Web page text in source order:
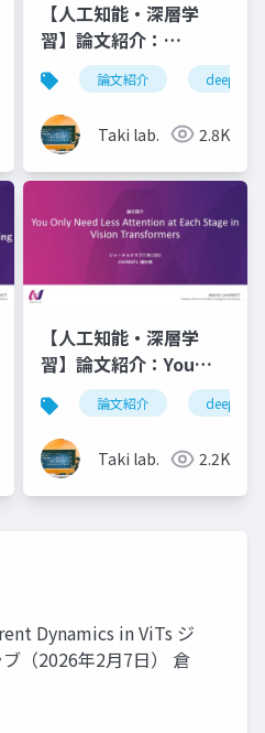
論文紹介 深層学習 人工知
【人工知能・深層学
習】論文紹介：
DecomCAM:
Advancing Beyond
Saliency Maps
through
Decomposition and
論文紹介
Taki lab. 2.8K
人工知能 深層学
【人工知能・深層学
習】論文紹介：You
Only Need Less
Attention at Each
Stage in Vision
Transformers
論文紹介
Taki lab. 2.2K
Dynamics in ViTs ジ
（2026年2月7日） 倉